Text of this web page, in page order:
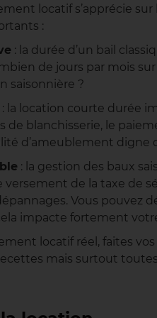
locatif s’apprécie
:
: la durée d’un bail
de jours par mois
saisonnière ?
: la location courte durée
de blanchisserie, le
d’ameublement digne
: la gestion des baux
versement de la taxe de
Vous pouvez
impacte fortement
locatif réel, faites
mais surtout